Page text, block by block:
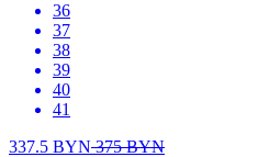
36
37
38
39
40
41
337.5 BYN375BYN